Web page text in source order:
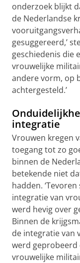
onderzoek blijkt
de Nederlandse
gesuggereerd,’
geschiedenis die
vrouwelijke
andere vorm, op
achtergesteld.’
integratie
Vrouwen kregen
toegang tot zo
binnen de
betekende niet
hadden.
integratie van
werd hevig over
Binnen de
de integratie van
werd geprobeerd
vrouwelijke